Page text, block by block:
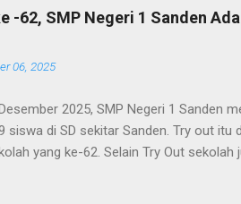
-62, SMP Negeri 1 Sanden
06, 2025
2025, SMP Negeri 1 Sanden
siswa di SD sekitar Sanden. Try out
yang ke-62. Selain Try Out
Grebek Sampah di Pantai Gua